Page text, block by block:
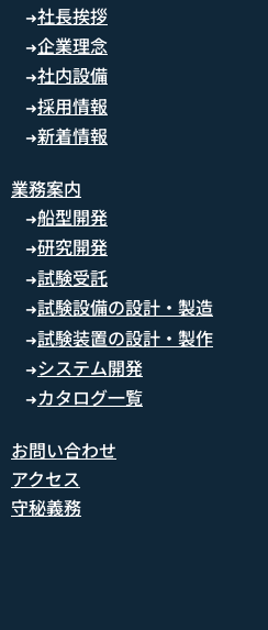
➜社長挨拶
➜企業理念
➜社内設備
➜採用情報
➜新着情報
業務案内
➜船型開発
➜研究開発
➜試験受託
➜試験設備の設計・製造
➜試験装置の設計・製作
➜システム開発
➜カタログ一覧
お問い合わせ
アクセス
守秘義務